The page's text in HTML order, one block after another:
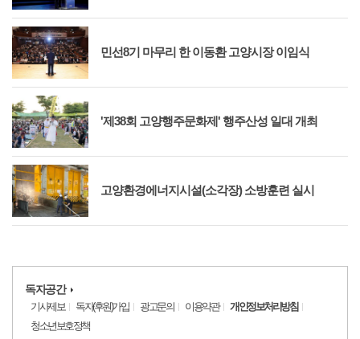
민선8기 마무리 한 이동환 고양시장 이임식
'제38회 고양행주문화제' 행주산성 일대 개최
고양환경에너지시설(소각장) 소방훈련 실시
독자공간
기사제보 독자(후원)가입 광고문의 이용약관
개인정보처리방침
청소년보호정책